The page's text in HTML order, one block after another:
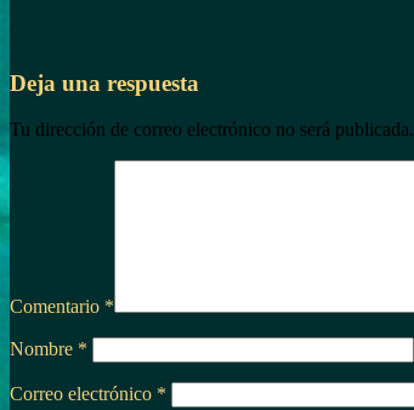
Deja una respuesta
Tu dirección de correo electrónico no será publicada.
Comentario *
Nombre *
Correo electrónico *